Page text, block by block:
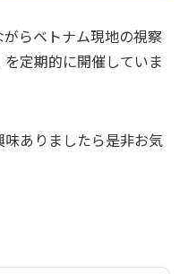
らベトナム現地の視察
定期的に開催していま
ありましたら是非お気